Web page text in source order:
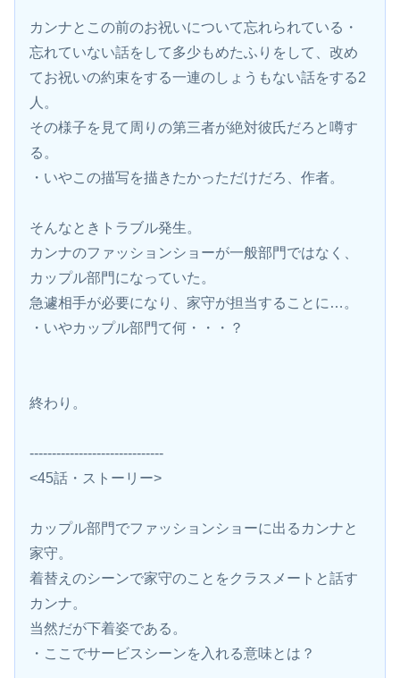
カンナとこの前のお祝いについて忘れられている・
忘れていない話をして多少もめたふりをして、改め
てお祝いの約束をする一連のしょうもない話をする2
人。
その様子を見て周りの第三者が絶対彼氏だろと噂す
る。
・いやこの描写を描きたかっただけだろ、作者。
そんなときトラブル発生。
カンナのファッションショーが一般部門ではなく、
カップル部門になっていた。
急遽相手が必要になり、家守が担当することに…。
・いやカップル部門て何・・・？
終わり。
------------------------------
<45話・ストーリー>
カップル部門でファッションショーに出るカンナと
家守。
着替えのシーンで家守のことをクラスメートと話す
カンナ。
当然だが下着姿である。
・ここでサービスシーンを入れる意味とは？